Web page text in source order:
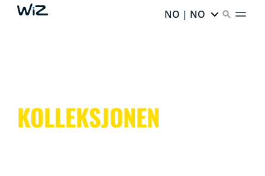
NO | NO
KOLLEKSJONEN